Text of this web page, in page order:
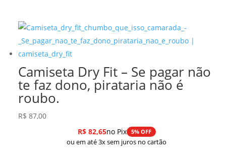
Camiseta Dry Fit – Se pagar não
te faz dono, pirataria não é
roubo.
R$ 87,00
R$82,65no Pix 5% OFF
ou em até 3x sem juros no cartão